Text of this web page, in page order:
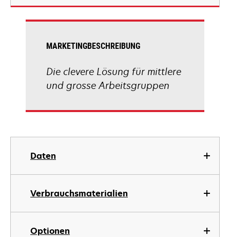
neuen
Registerkarte
Daten
Verbrauchsmaterialien
Optionen
MARKETINGBESCHREIBUNG
Die clevere Lösung für mittlere
und grosse Arbeitsgruppen